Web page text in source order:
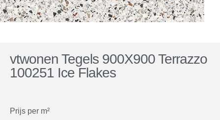
vtwonen Tegels 900X900 Terrazzo
100251 Ice Flakes
Prijs per m²